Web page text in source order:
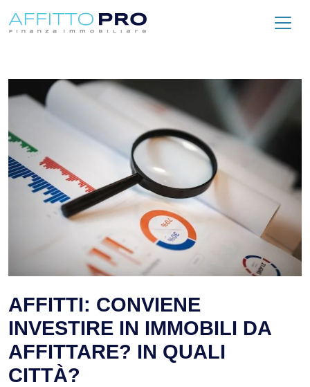
AFFITTI: CONVIENE
INVESTIRE IN IMMOBILI DA
AFFITTARE? IN QUALI
CITTÀ?